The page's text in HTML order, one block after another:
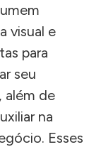
visual e
para
seu
além de
na
Esses